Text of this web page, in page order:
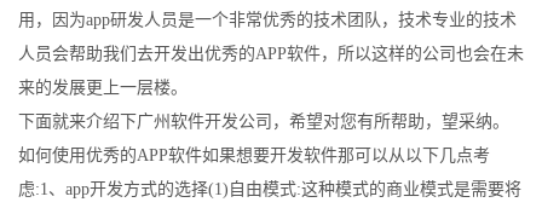
用，因为app研发人员是一个非常优秀的技术团队，技术专业的技术
人员会帮助我们去开发出优秀的APP软件，所以这样的公司也会在未
来的发展更上一层楼。
下面就来介绍下广州软件开发公司，希望对您有所帮助，望采纳。
如何使用优秀的APP软件如果想要开发软件那可以从以下几点考
虑:1、app开发方式的选择(1)自由模式:这种模式的商业模式是需要将